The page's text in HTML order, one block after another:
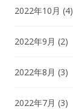
2022年10月 (4)
2022年9月 (2)
2022年8月 (3)
2022年7月 (3)